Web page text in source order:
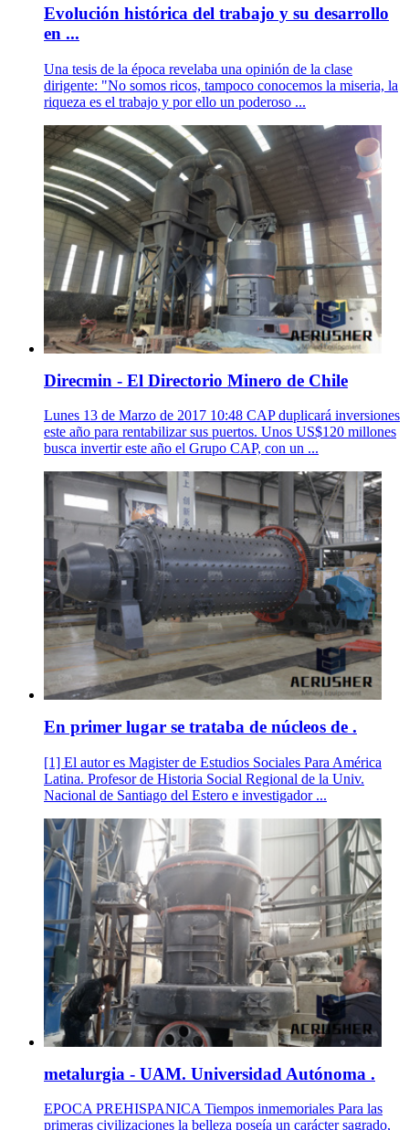
Evolución histórica del trabajo y su desarrollo
en ...
Una tesis de la época revelaba una opinión de la clase
dirigente: "No somos ricos, tampoco conocemos la miseria, la
riqueza es el trabajo y por ello un poderoso ...
Direcmin - El Directorio Minero de Chile
Lunes 13 de Marzo de 2017 10:48 CAP duplicará inversiones
este año para rentabilizar sus puertos. Unos US$120 millones
busca invertir este año el Grupo CAP, con un ...
En primer lugar se trataba de núcleos de .
[1] El autor es Magister de Estudios Sociales Para América
Latina. Profesor de Historia Social Regional de la Univ.
Nacional de Santiago del Estero e investigador ...
metalurgia - UAM. Universidad Autónoma .
EPOCA PREHISPANICA Tiempos inmemoriales Para las
primeras civilizaciones la belleza poseía un carácter sagrado,